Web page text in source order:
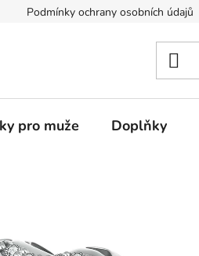
Podmínky ochrany osobních údajů
pro muže Doplňky